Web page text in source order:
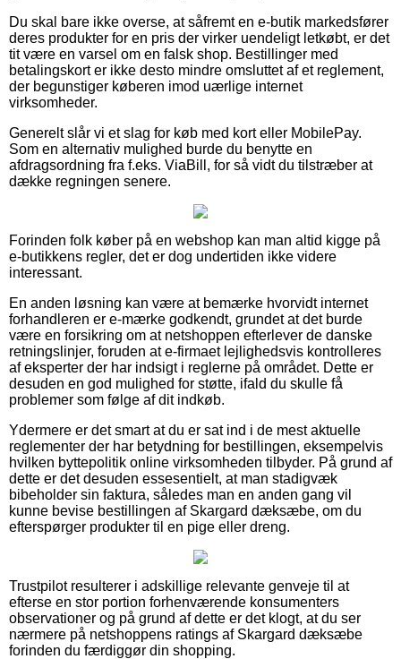
Du skal bare ikke overse, at såfremt en e-butik markedsfører
deres produkter for en pris der virker uendeligt letkøbt, er det
tit være en varsel om en falsk shop. Bestillinger med
betalingskort er ikke desto mindre omsluttet af et reglement,
der begunstiger køberen imod uærlige internet
virksomheder.
Generelt slår vi et slag for køb med kort eller MobilePay.
Som en alternativ mulighed burde du benytte en
afdragsordning fra f.eks. ViaBill, for så vidt du tilstræber at
dække regningen senere.
Forinden folk køber på en webshop kan man altid kigge på
e-butikkens regler, det er dog undertiden ikke videre
interessant.
En anden løsning kan være at bemærke hvorvidt internet
forhandleren er e-mærke godkendt, grundet at det burde
være en forsikring om at netshoppen efterlever de danske
retningslinjer, foruden at e-firmaet lejlighedsvis kontrolleres
af eksperter der har indsigt i reglerne på området. Dette er
desuden en god mulighed for støtte, ifald du skulle få
problemer som følge af dit indkøb.
Ydermere er det smart at du er sat ind i de mest aktuelle
reglementer der har betydning for bestillingen, eksempelvis
hvilken byttepolitik online virksomheden tilbyder. På grund af
dette er det desuden essesentielt, at man stadigvæk
bibeholder sin faktura, således man en anden gang vil
kunne bevise bestillingen af Skargard dæksæbe, om du
efterspørger produkter til en pige eller dreng.
Trustpilot resulterer i adskillige relevante genveje til at
efterse en stor portion forhenværende konsumenters
observationer og på grund af dette er det klogt, at du ser
nærmere på netshoppens ratings af Skargard dæksæbe
forinden du færdiggør din shopping.